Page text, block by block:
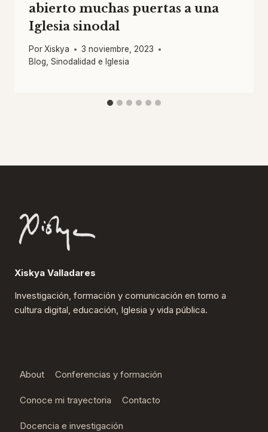
abierto muchas puertas a una
Iglesia sinodal
PorXiskya
3 noviembre, 2023
Blog, Sinodalidad e Iglesia
Xiskya Valladares
Investigación, formación y comunicación en torno a
cultura digital, educación, Iglesia y vida pública.
About Conferencias y formación
Conoce mi trayectoria Contacto
Docencia e investigación